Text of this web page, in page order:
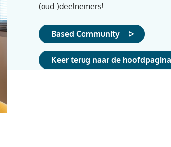
(oud-)deelnemers!
Based Community
Keer terug naar de hoofdpagina